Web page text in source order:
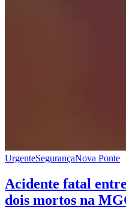
UrgenteSegurançaNova Ponte
Acidente fatal
dois mortos na